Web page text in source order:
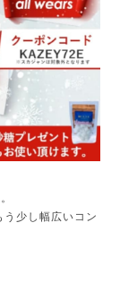
少し幅広いコン